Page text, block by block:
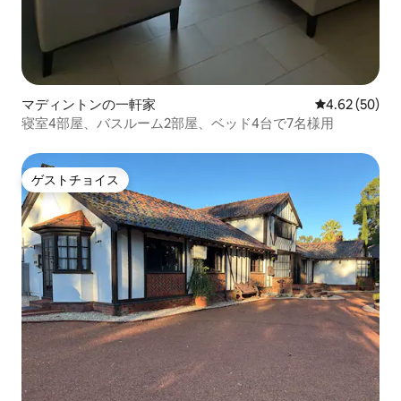
マディントンの一軒家 レビュー50
4.62 (50)
寝室4部屋、バスルーム2部屋、ベッド4台で7名様用
ゲストチョイス
ゲストチョイス